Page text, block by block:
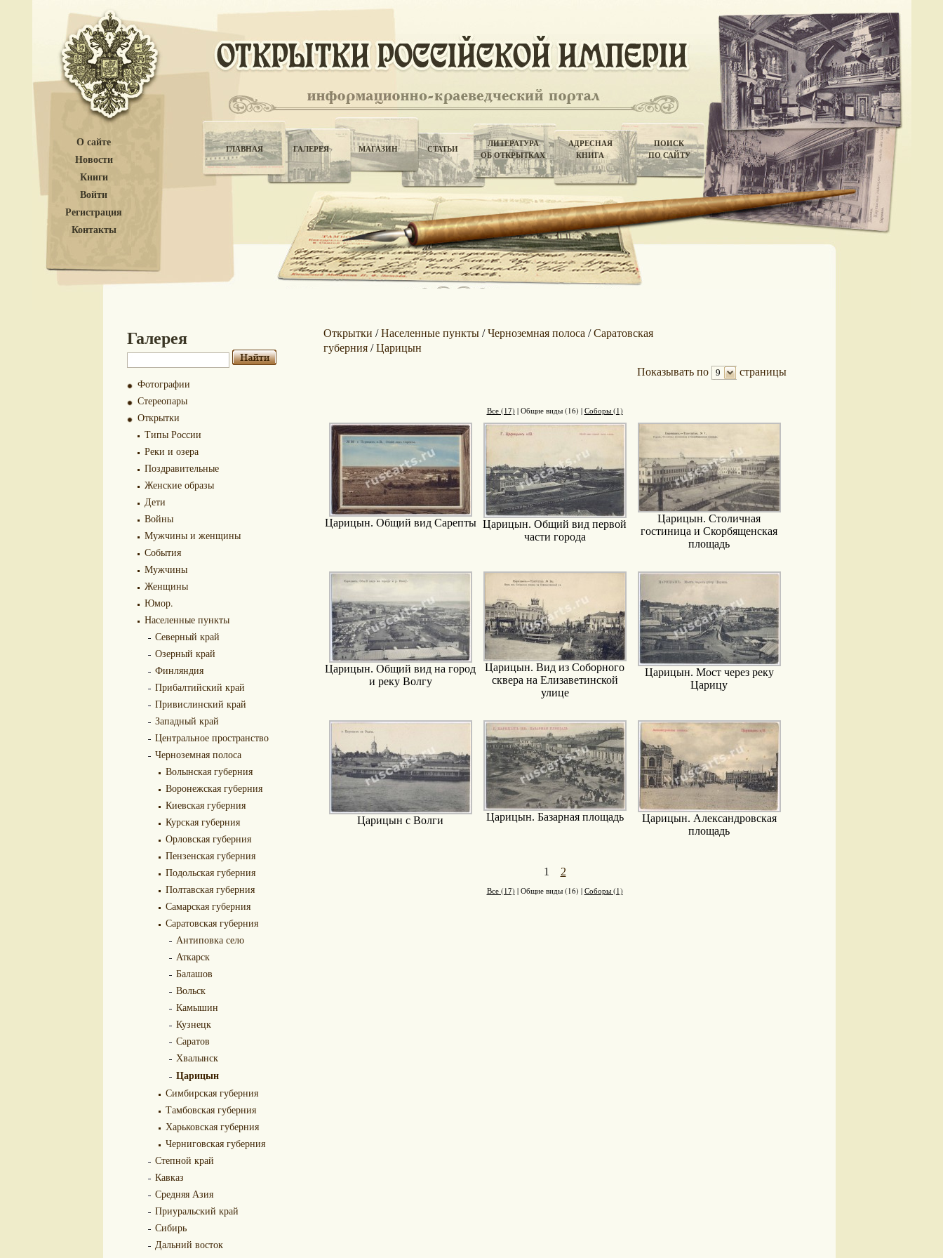
О сайте
Новости
Книги
Войти
Регистрация
Контакты
ГЛАВНАЯ ГАЛЕРЕЯ МАГАЗИН СТАТЬИ
ЛИТЕРАТУРА
ОБ ОТКРЫТКАХ
АДРЕСНАЯ
КНИГА
ПОИСК
ПО САЙТУ
Галерея
Фотографии
Стереопары
Открытки
Типы России
Реки и озера
Поздравительные
Женские образы
Дети
Войны
Мужчины и женщины
События
Мужчины
Женщины
Юмор.
Населенные пункты
Северный край
Озерный край
Финляндия
Прибалтийский край
Привислинский край
Западный край
Центральное пространство
Черноземная полоса
Волынская губерния
Воронежская губерния
Киевская губерния
Курская губерния
Орловская губерния
Пензенская губерния
Подольская губерния
Полтавская губерния
Самарская губерния
Саратовская губерния
Антиповка село
Аткарск
Балашов
Вольск
Камышин
Кузнецк
Саратов
Хвалынск
Царицын
Симбирская губерния
Тамбовская губерния
Харьковская губерния
Черниговская губерния
Степной край
Кавказ
Средняя Азия
Приуральский край
Сибирь
Дальний восток
Открытки /Населенные пункты/Черноземная полоса /Саратовская
губерния/Царицын
Показывать по 9 страницы
Все (17) | Общие виды (16) | Соборы (1)
Царицын. Общий вид Сарепты Царицын. Общий вид первой
части города
Царицын. Столичная
гостиница и Скорбященская
площадь
Царицын. Общий вид на город
и реку Волгу
Царицын. Вид из Соборного
сквера на Елизаветинской
улице
Царицын. Мост через реку
Царицу
Царицын с Волги Царицын. Базарная площадь
Царицын. Александровская
площадь
1 2
Все (17) | Общие виды (16) | Соборы (1)